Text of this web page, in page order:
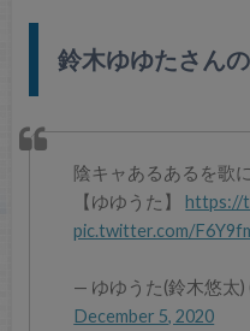
鈴木ゆゆたさん
陰キャあるあるを歌
【ゆゆうた】https://
pic.twitter.com/
— ゆゆうた(鈴木悠太)
December 5, 2020